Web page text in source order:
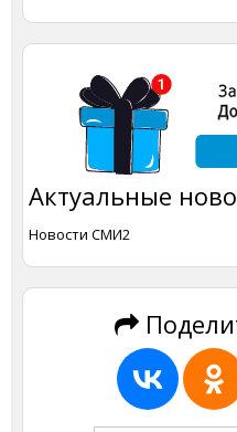
Актуальные
Новости СМИ2